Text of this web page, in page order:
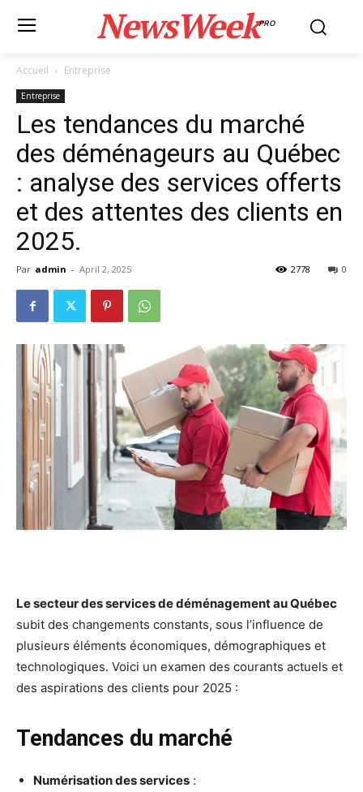
NewsWeekPRO
Accueil Entreprise
Entreprise
Les tendances du marché
des déménageurs au Québec
: analyse des services offerts
et des attentes des clients en
2025.
Par admin - April 2, 2025 0
2778
Le secteur des services de déménagement au Québec
subit des changements constants, sous l’influence de
plusieurs éléments économiques, démographiques et
technologiques. Voici un examen des courants actuels et
des aspirations des clients pour 2025 :
Tendances du marché
Numérisation des services :